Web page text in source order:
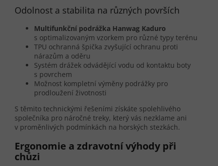
Odolnost a stabilita na různých površích
Multifunkční podrážka Hanwag Kaduro
s optimalizovaným vzorkem pro různé typy terénu
TPU ochranná špička zvyšující ochranu proti
nárazům a oděru
Systém drážek odvádějící vodu od kontaktu boty
s povrchem
Možnost kompletní výměny podrážky pro
prodloužení životnosti
S těmito technickými řešeními získáte spolehlivého
společníka pro náročné treky, který vás nezklame ani
v proměnlivých podmínkách na horských stezkách.
Ergonomie a zdravotní výhody při
chůzi